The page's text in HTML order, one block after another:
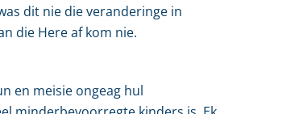
dit nie die veranderinge in
die Here af kom nie.
en meisie ongeag hul